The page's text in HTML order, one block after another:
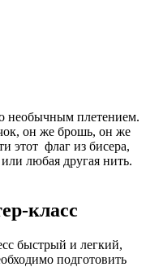
необычным плетением.
он же брошь, он же
этот флаг из бисера,
любая другая нить.
класс
быстрый и легкий,
подготовить